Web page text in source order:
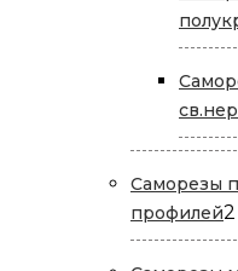
Саморезы
профилей2